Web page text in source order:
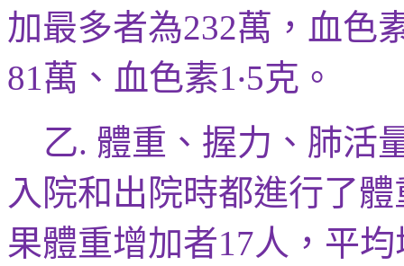
加最多者為232萬，血色
81萬、血色素1‧5克。
乙. 體重、握力、肺活
入院和出院時都進行了
果體重增加者17人，平